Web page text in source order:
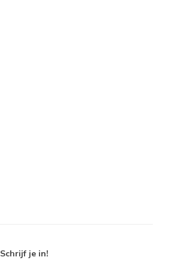
Schrijf je in!